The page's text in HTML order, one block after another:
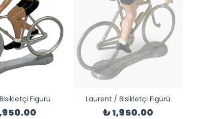
Figürü Laurent / Bisikletçi Figürü
₺ 1,950.00